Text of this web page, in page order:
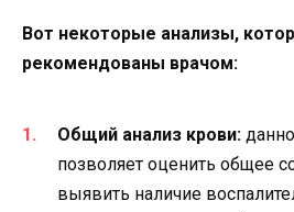
Вот некоторые анализы,
рекомендованы врачом:
Общий анализ крови:
позволяет оценить общее
выявить наличие